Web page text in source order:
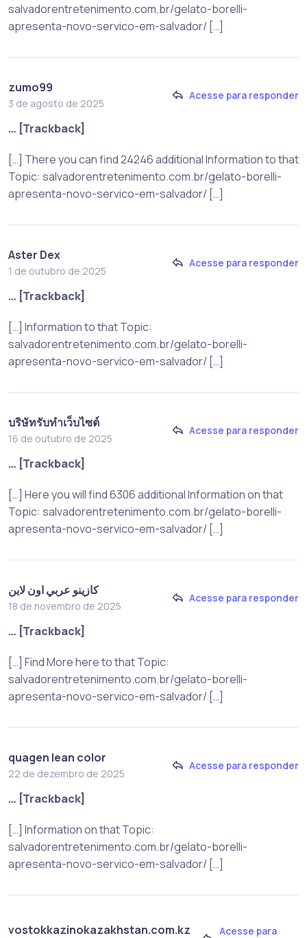
salvadorentretenimento.com.br/gelato-borelli-
apresenta-novo-servico-em-salvador/ […]
zumo99
3 de agosto de 2025
Acesse para responder
… [Trackback]
[…] There you can find 24246 additional Information to that
Topic: salvadorentretenimento.com.br/gelato-borelli-
apresenta-novo-servico-em-salvador/ […]
Aster Dex
1 de outubro de 2025
Acesse para responder
… [Trackback]
[…] Information to that Topic:
salvadorentretenimento.com.br/gelato-borelli-
apresenta-novo-servico-em-salvador/ […]
บริษัทรับทำเว็บไซต์
16 de outubro de 2025
Acesse para responder
… [Trackback]
[…] Here you will find 6306 additional Information on that
Topic: salvadorentretenimento.com.br/gelato-borelli-
apresenta-novo-servico-em-salvador/ […]
كازينو عربي اون لاين
18 de novembro de 2025
Acesse para responder
… [Trackback]
[…] Find More here to that Topic:
salvadorentretenimento.com.br/gelato-borelli-
apresenta-novo-servico-em-salvador/ […]
quagen lean color
22 de dezembro de 2025
Acesse para responder
… [Trackback]
[…] Information on that Topic:
salvadorentretenimento.com.br/gelato-borelli-
apresenta-novo-servico-em-salvador/ […]
vostokkazinokazakhstan.com.kz
Acesse para